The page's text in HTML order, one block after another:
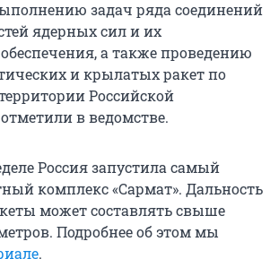
задач ряда соединений
ядерных сил и их
а также проведению
и крылатых ракет по
Российской
в ведомстве.
Россия запустила самый
комплекс «Сармат». Дальность
может составлять свыше
Подробнее об этом мы
.